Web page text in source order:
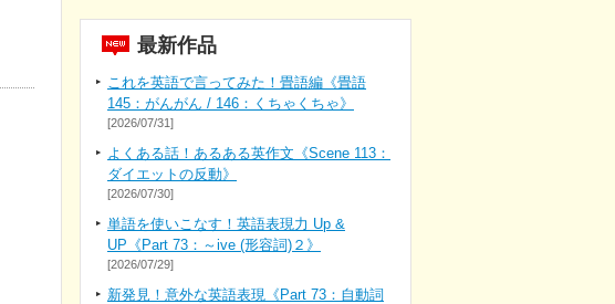
最新作品
これを英語で言ってみた！畳語編《畳語
145：がんがん / 146：くちゃくちゃ》
[2026/07/31]
よくある話！あるある英作文《Scene 113：
ダイエットの反動》
[2026/07/30]
単語を使いこなす！英語表現力 Up &
UP《Part 73：～ive (形容詞)２》
[2026/07/29]
新発見！意外な英語表現《Part 73：自動詞